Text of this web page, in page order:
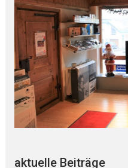
aktuelle Beiträge